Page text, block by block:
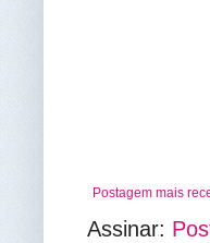
Postagem mais
Assinar: